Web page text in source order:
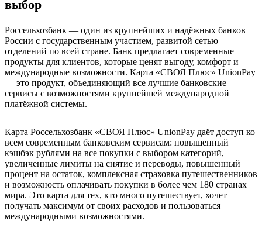
выбор
Россельхозбанк — один из крупнейших и надёжных банков
России с государственным участием, развитой сетью
отделений по всей стране. Банк предлагает современные
продукты для клиентов, которые ценят выгоду, комфорт и
международные возможности. Карта «СВОЯ Плюс» UnionPay
— это продукт, объединяющий все лучшие банковские
сервисы с возможностями крупнейшей международной
платёжной системы.
Карта Россельхозбанк «СВОЯ Плюс» UnionPay даёт доступ ко
всем современным банковским сервисам: повышенный
кэшбэк рублями на все покупки с выбором категорий,
увеличенные лимиты на снятие и переводы, повышенный
процент на остаток, комплексная страховка путешественников
и возможность оплачивать покупки в более чем 180 странах
мира. Это карта для тех, кто много путешествует, хочет
получать максимум от своих расходов и пользоваться
международными возможностями.